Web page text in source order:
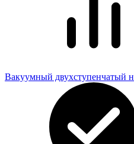
Вакуумный двухступенчатый